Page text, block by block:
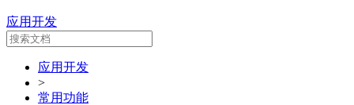
应用开发
应用开发
>
常用功能